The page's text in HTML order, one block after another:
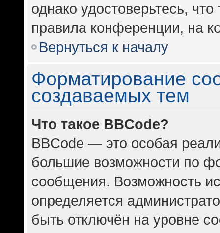
однако удостоверьтесь,
правила конференции, на
Вернуться к началу
Форматирование
создаваемых тем
Что такое BBCode?
BBCode — это особая
большие возможности по
сообщения. Возможность
определяется
быть отключён на уровне